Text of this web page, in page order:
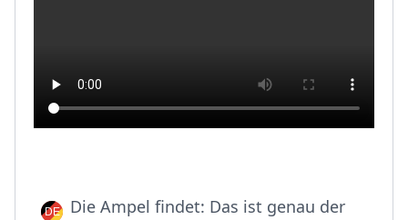
Die Ampel findet: Das ist genau der